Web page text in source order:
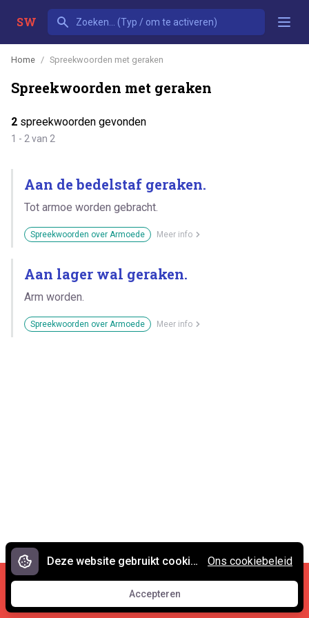
SW
Home Spreekwoorden met geraken
Spreekwoorden met geraken
2 spreekwoorden gevonden
1 - 2 van 2
Aan de bedelstaf geraken.
Tot armoe worden gebracht.
Spreekwoorden over Armoede Meer info
Aan lager wal geraken.
Arm worden.
Spreekwoorden over Armoede Meer info
Cookies en privacy •
Contact
© 2007 - 2026 Spreekwoorden.nl
Deze website gebruikt cookies.
Accepteren
Accepteren
Ons cookiebeleid